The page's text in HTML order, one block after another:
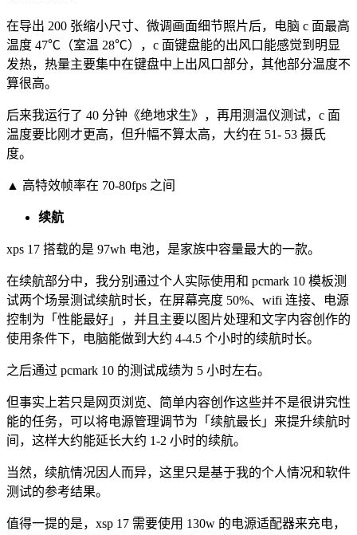
在导出 200 张缩小尺寸、微调画面细节照片后，电脑 c 面最高
温度 47℃（室温 28℃），c 面键盘能的出风口能感觉到明显
发热，热量主要集中在键盘中上出风口部分，其他部分温度不
算很高。
后来我运行了 40 分钟《绝地求生》，再用测温仪测试，c 面
温度要比刚才更高，但升幅不算太高，大约在 51- 53 摄氏
度。
▲ 高特效帧率在 70-80fps 之间
续航
xps 17 搭载的是 97wh 电池，是家族中容量最大的一款。
在续航部分中，我分别通过个人实际使用和 pcmark 10 模板测
试两个场景测试续航时长，在屏幕亮度 50%、wifi 连接、电源
控制为「性能最好」，并且主要以图片处理和文字内容创作的
使用条件下，电脑能做到大约 4-4.5 个小时的续航时长。
之后通过 pcmark 10 的测试成绩为 5 小时左右。
但事实上若只是网页浏览、简单内容创作这些并不是很讲究性
能的任务，可以将电源管理调节为「续航最长」来提升续航时
间，这样大约能延长大约 1-2 小时的续航。
当然，续航情况因人而异，这里只是基于我的个人情况和软件
测试的参考结果。
值得一提的是，xsp 17 需要使用 130w 的电源适配器来充电，